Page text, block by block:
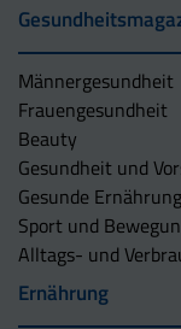
Männergesundheit
Frauengesundheit
Beauty
Gesundheit und
Gesunde Ernährung
Sport und
Alltags- und
Ernährung